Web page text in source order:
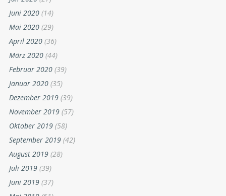
Juni 2020 (14)
Mai 2020 (29)
April 2020 (36)
März 2020 (44)
Februar 2020 (39)
Januar 2020 (35)
Dezember 2019 (39)
November 2019 (57)
Oktober 2019 (58)
September 2019 (42)
August 2019 (28)
Juli 2019 (39)
Juni 2019 (37)